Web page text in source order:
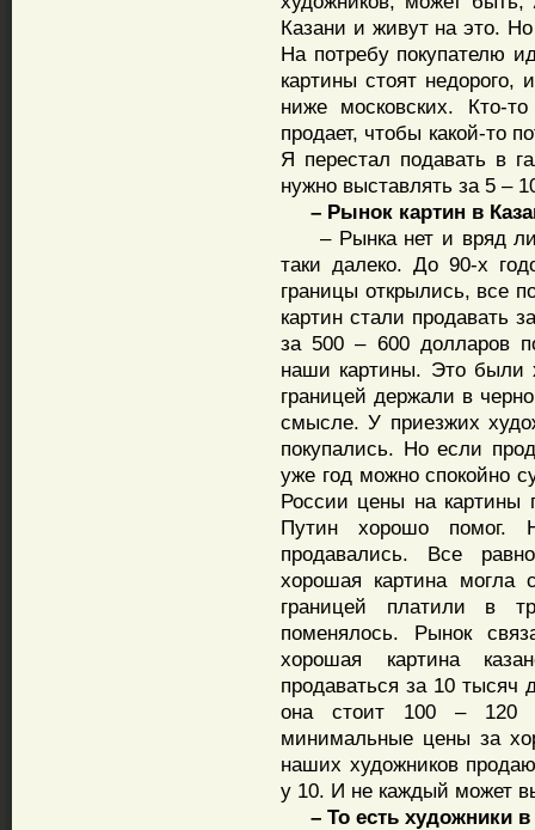
Казани и живут на это.
На потребу покупателю
картины стоят недорого,
ниже московских. Кто-
продает, чтобы какой-то
Я перестал подавать в
нужно выставлять за 5 –
– Рынок картин в
– Рынка нет и вряд ли
таки далеко. До 90-х
границы открылись, все
картин стали продавать
за 500 – 600 долларов
наши картины. Это были
границей держали в
смысле. У приезжих
покупались. Но если
уже год можно спокойно
России цены на картины
Путин хорошо помог.
продавались. Все
хорошая картина могла
границей платили в
поменялось. Рынок
хорошая картина
продаваться за 10 тысяч
она стоит 100 – 120
минимальные цены за
наших художников
у 10. И не каждый может
– То есть художники в